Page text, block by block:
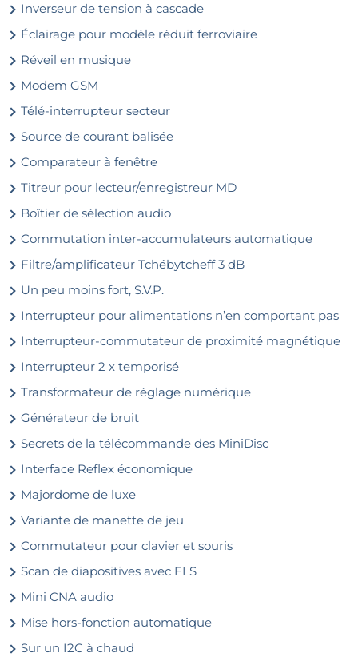
Inverseur de tension à cascade
Éclairage pour modèle réduit ferroviaire
Réveil en musique
Modem GSM
Télé-interrupteur secteur
Source de courant balisée
Comparateur à fenêtre
Titreur pour lecteur/enregistreur MD
Boîtier de sélection audio
Commutation inter-accumulateurs automatique
Filtre/amplificateur Tchébytcheff 3 dB
Un peu moins fort, S.V.P.
Interrupteur pour alimentations n’en comportant pas
Interrupteur-commutateur de proximité magnétique
Interrupteur 2 x temporisé
Transformateur de réglage numérique
Générateur de bruit
Secrets de la télécommande des MiniDisc
Interface Reflex économique
Majordome de luxe
Variante de manette de jeu
Commutateur pour clavier et souris
Scan de diapositives avec ELS
Mini CNA audio
Mise hors-fonction automatique
Sur un I2C à chaud